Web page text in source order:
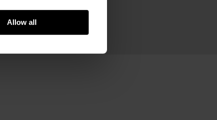
Allow all